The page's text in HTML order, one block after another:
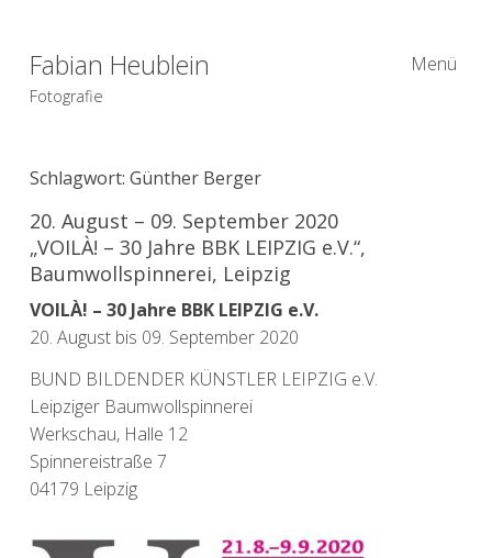
Fabian Heublein
Fotografie
Menü
Schlagwort: Günther Berger
20. August – 09. September 2020
„VOILÀ! – 30 Jahre BBK LEIPZIG e.V.“,
Baumwollspinnerei, Leipzig
VOILÀ! – 30 Jahre BBK LEIPZIG e.V.
20. August bis 09. September 2020
BUND BILDENDER KÜNSTLER LEIPZIG e.V.
Leipziger Baumwollspinnerei
Werkschau, Halle 12
Spinnereistraße 7
04179 Leipzig